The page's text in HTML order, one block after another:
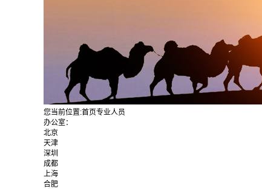
您当前位置:首页专业人员
办公室：
北京
天津
深圳
成都
上海
合肥